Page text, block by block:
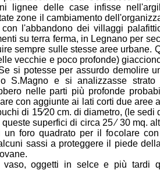
lignee delle case infisse
zone il cambiamento
l'abbandono dei villaggi
su terra ferma, in Legnano per
sempre sulle stesse aree urbane.
vecchie e poco profonde)
si potesse per assurdo demolire
o S.Magno e si analizzasse
nelle parti più profonde
conaggiunte ai lati corti due aree
di 15⁄20 cm. di diametro, (le sedi
superfici di circa 25 ⁄ 30 mq.
un foro quadrato per il focolare
sassi a proteggere il piede
vaso, oggetti in selce e più tardi